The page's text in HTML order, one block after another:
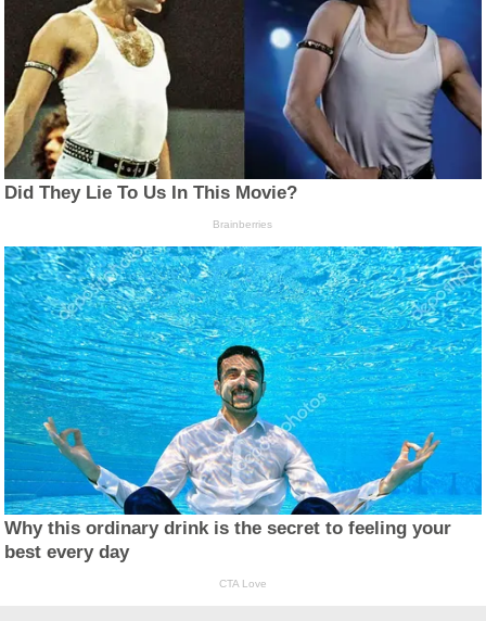
Did They Lie To Us In This Movie?
Brainberries
Why this ordinary drink is the secret to feeling your
best every day
CTA Love